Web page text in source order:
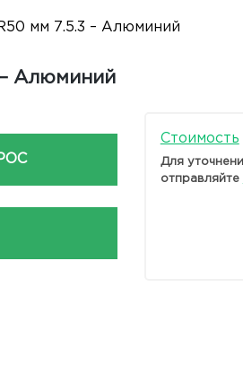
мм 7.5.3 – Алюминий
Алюминий
Стоимость
Для
отправляйте